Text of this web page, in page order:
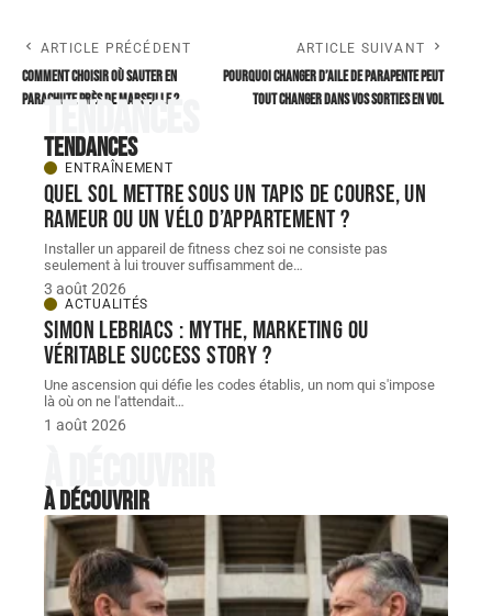
ARTICLE PRÉCÉDENT
Comment choisir où sauter en
parachute près de Marseille ?
ARTICLE SUIVANT
Pourquoi changer d’aile de parapente peut
tout changer dans vos sorties en vol
Tendances
Tendances
ENTRAÎNEMENT
Quel sol mettre sous un tapis de course, un
rameur ou un vélo d’appartement ?
Installer un appareil de fitness chez soi ne consiste pas
seulement à lui trouver suffisamment de…
3 août 2026
ACTUALITÉS
Simon Lebriacs : mythe, marketing ou
véritable success story ?
Une ascension qui défie les codes établis, un nom qui s'impose
là où on ne l'attendait…
1 août 2026
À découvrir
À découvrir